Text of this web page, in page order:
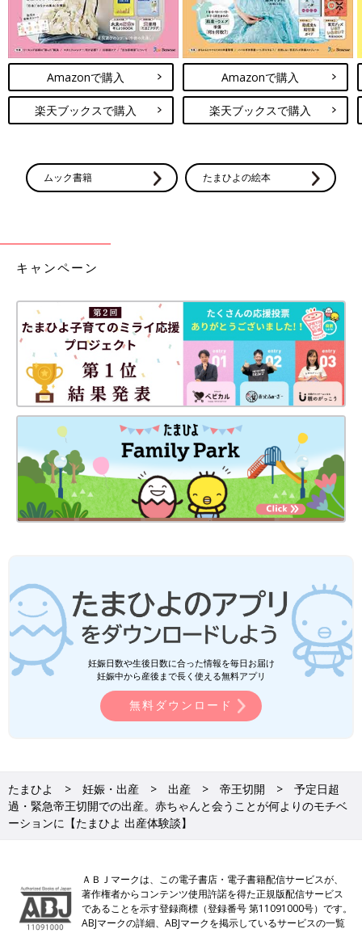
Amazonで購入
楽天ブックスで購入
Amazonで購入
楽天ブックスで購入
ムック書籍 たまひよの絵本
キャンペーン
妊娠日数や生後日数に合った情報を毎日お届け
妊娠中から産後まで長く使える無料アプリ
無料ダウンロード
たまひよ 妊娠・出産 出産 帝王切開
予定日超
過・緊急帝王切開での出産。赤ちゃんと会うことが何よりのモチベ
ーションに【たまひよ 出産体験談】
ＡＢＪマークは、この電子書店・電子書籍配信サービスが、
著作権者からコンテンツ使用許諾を得た正規版配信サービス
であることを示す登録商標（登録番号 第11091000号）です。
ABJマークの詳細、ABJマークを掲示しているサービスの一覧